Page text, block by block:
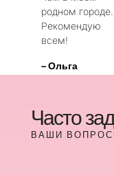
родном городе.
Рекомендую
всем!
– Ольга
Часто
ВАШИ